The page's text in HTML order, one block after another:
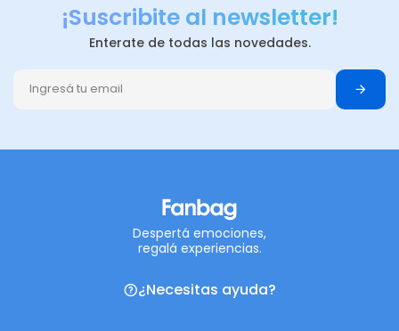
¡Suscribite al newsletter!
Enterate de todas las novedades.
Despertá emociones,
regalá experiencias.
¿Necesitas ayuda?